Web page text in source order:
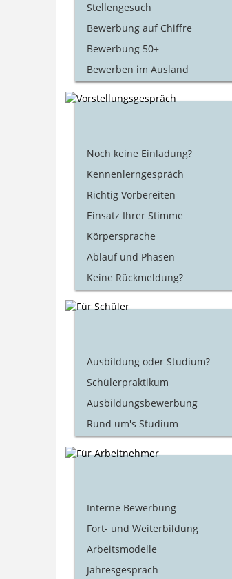
Stellengesuch
Bewerbung auf Chiffre
Bewerbung 50+
Bewerben im Ausland
Noch keine Einladung?
Kennenlerngespräch
Richtig Vorbereiten
Einsatz Ihrer Stimme
Körpersprache
Ablauf und Phasen
Keine Rückmeldung?
Ausbildung oder Studium?
Schülerpraktikum
Ausbildungsbewerbung
Rund um's Studium
Interne Bewerbung
Fort- und Weiterbildung
Arbeitsmodelle
Jahresgespräch